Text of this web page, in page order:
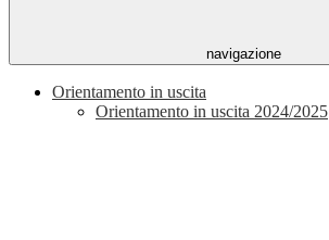
navigazione
Orientamento in uscita
Orientamento in uscita 2024/2025